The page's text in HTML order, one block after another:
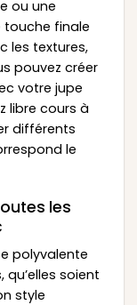
ou une
finale
les textures,
pouvez créer
votre jupe
libre cours à
différents
le
les
polyvalente
soient
style